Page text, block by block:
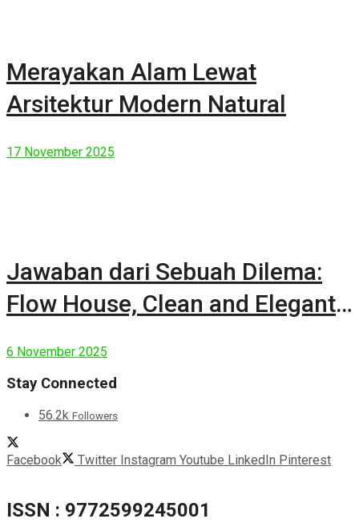
Merayakan Alam Lewat
Arsitektur Modern Natural
17 November 2025
Jawaban dari Sebuah Dilema:
Flow House, Clean and Elegant
6 November 2025
Stay Connected
56.2k Followers
Facebook Twitter Instagram Youtube LinkedIn Pinterest
ISSN : 9772599245001